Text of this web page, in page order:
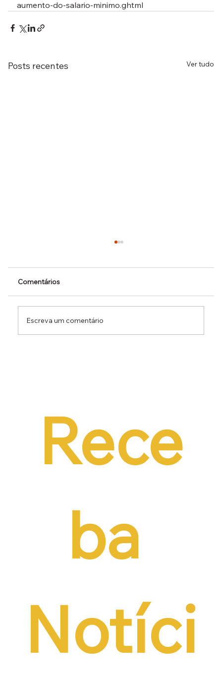
aumento-do-salario-minimo.ghtml
Posts recentes Ver tudo
Comentários
Escreva um comentário
Rece
ba
Notíci